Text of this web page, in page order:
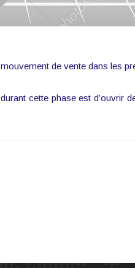
de vente dans les
cette phase est d’ouvrir